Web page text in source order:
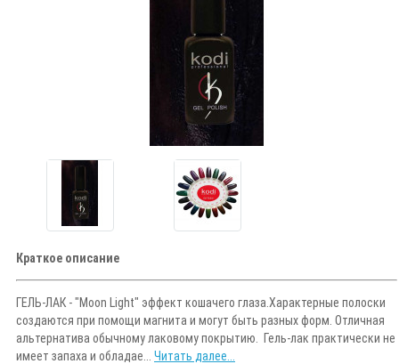
Краткое описание
ГЕЛЬ-ЛАК - "Moon Light" эффект кошачего глаза.Характерные полоски
создаются при помощи магнита и могут быть разных форм. Отличная
альтернатива обычному лаковому покрытию. Гель-лак практически не
имеет запаха и обладае... Читать далее...